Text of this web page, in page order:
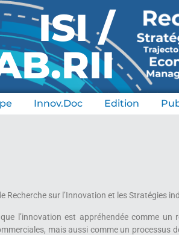
ISI /
Innov.Doc Edition
Recherche sur l’Innovation et les Stratégies
l’innovation est appréhendée comme
mais aussi comme un